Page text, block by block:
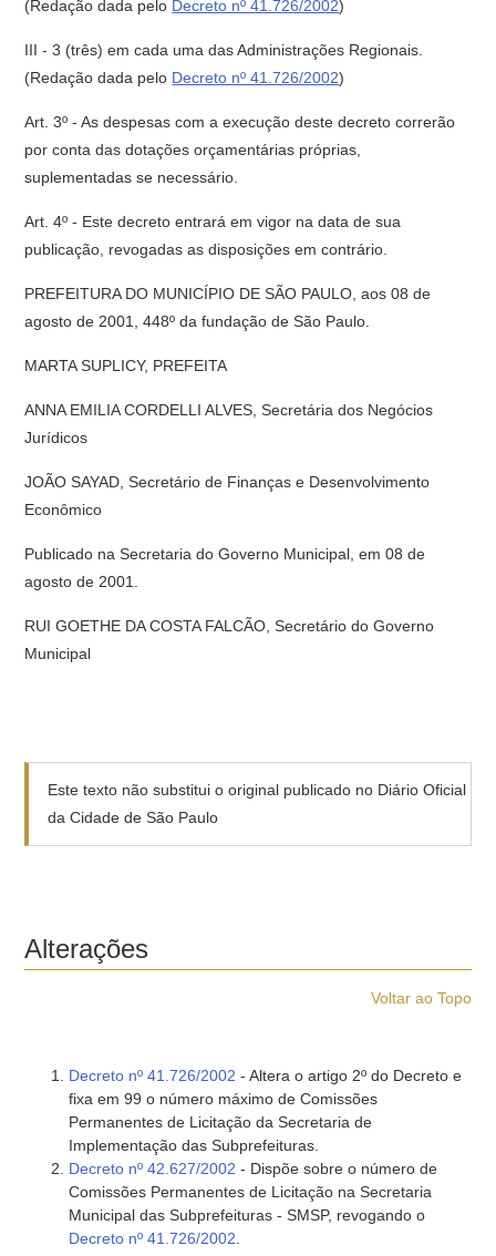
(Redação dada pelo Decreto nº 41.726/2002)
III - 3 (três) em cada uma das Administrações Regionais.
(Redação dada pelo Decreto nº 41.726/2002)
Art. 3º - As despesas com a execução deste decreto correrão
por conta das dotações orçamentárias próprias,
suplementadas se necessário.
Art. 4º - Este decreto entrará em vigor na data de sua
publicação, revogadas as disposições em contrário.
PREFEITURA DO MUNICÍPIO DE SÃO PAULO, aos 08 de
agosto de 2001, 448º da fundação de São Paulo.
MARTA SUPLICY, PREFEITA
ANNA EMILIA CORDELLI ALVES, Secretária dos Negócios
Jurídicos
JOÃO SAYAD, Secretário de Finanças e Desenvolvimento
Econômico
Publicado na Secretaria do Governo Municipal, em 08 de
agosto de 2001.
RUI GOETHE DA COSTA FALCÃO, Secretário do Governo
Municipal
Este texto não substitui o original publicado no Diário Oficial
da Cidade de São Paulo
Alterações
Voltar ao Topo
Decreto nº 41.726/2002 - Altera o artigo 2º do Decreto e
fixa em 99 o número máximo de Comissões
Permanentes de Licitação da Secretaria de
Implementação das Subprefeituras.
Decreto nº 42.627/2002 - Dispõe sobre o número de
Comissões Permanentes de Licitação na Secretaria
Municipal das Subprefeituras - SMSP, revogando o
Decreto nº 41.726/2002